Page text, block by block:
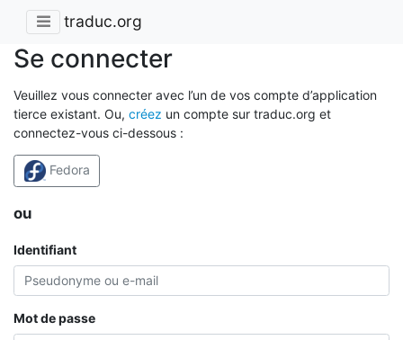
traduc.org
Se connecter
Veuillez vous connecter avec l’un de vos compte d’application
tierce existant. Ou, créez un compte sur traduc.org et
connectez-vous ci-dessous :
Fedora
ou
Identifiant
Mot de passe